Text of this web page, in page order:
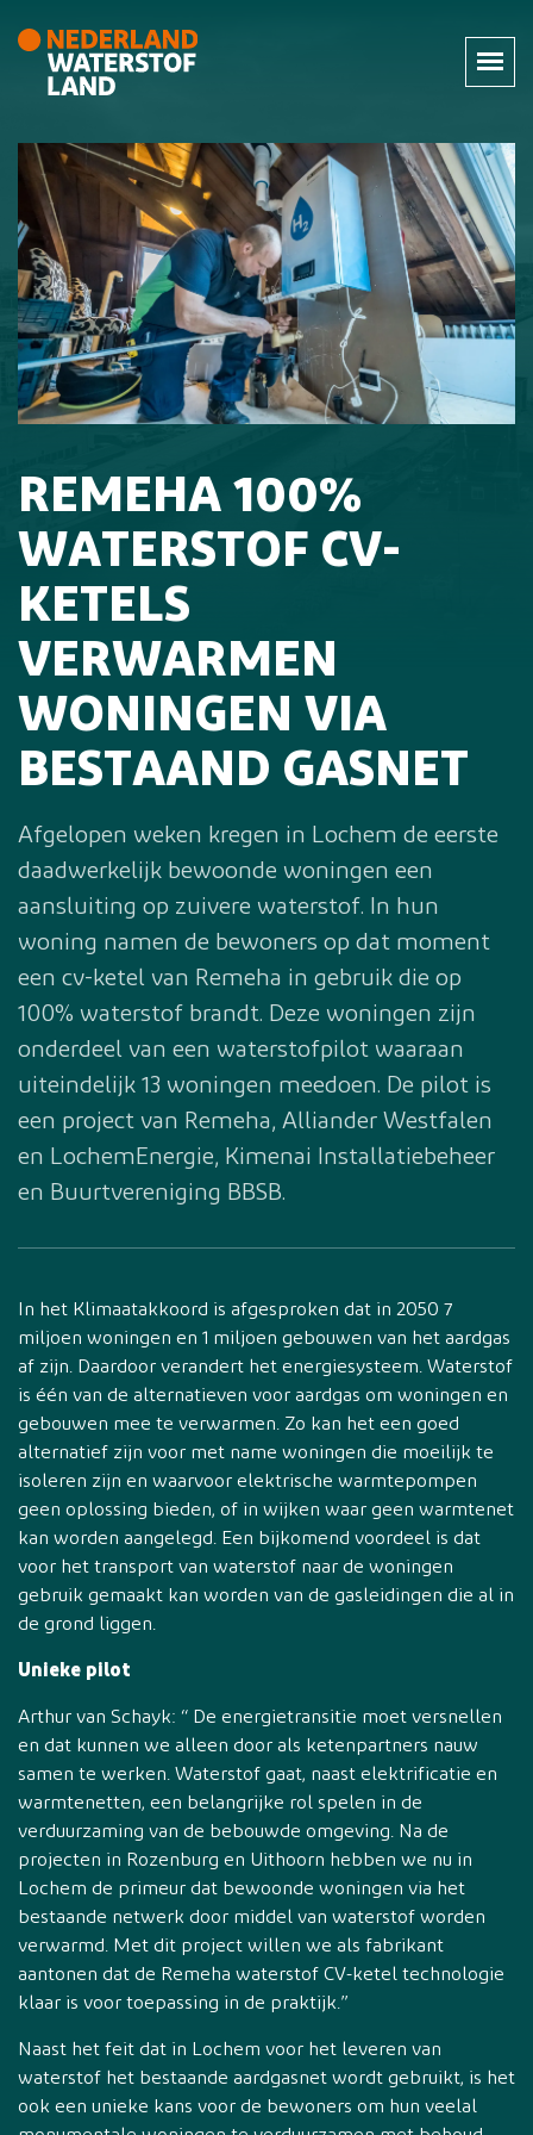
REMEHA 100%
WATERSTOF CV-
KETELS
VERWARMEN
WONINGEN VIA
BESTAAND GASNET
Afgelopen weken kregen in Lochem de eerste
daadwerkelijk bewoonde woningen een
aansluiting op zuivere waterstof. In hun
woning namen de bewoners op dat moment
een cv-ketel van Remeha in gebruik die op
100% waterstof brandt. Deze woningen zijn
onderdeel van een waterstofpilot waaraan
uiteindelijk 13 woningen meedoen. De pilot is
een project van Remeha, Alliander Westfalen
en LochemEnergie, Kimenai Installatiebeheer
en Buurtvereniging BBSB.
In het Klimaatakkoord is afgesproken dat in 2050 7
miljoen woningen en 1 miljoen gebouwen van het aardgas
af zijn. Daardoor verandert het energiesysteem. Waterstof
is één van de alternatieven voor aardgas om woningen en
gebouwen mee te verwarmen. Zo kan het een goed
alternatief zijn voor met name woningen die moeilijk te
isoleren zijn en waarvoor elektrische warmtepompen
geen oplossing bieden, of in wijken waar geen warmtenet
kan worden aangelegd. Een bijkomend voordeel is dat
voor het transport van waterstof naar de woningen
gebruik gemaakt kan worden van de gasleidingen die al in
de grond liggen.
Unieke pilot
Arthur van Schayk: “ De energietransitie moet versnellen
en dat kunnen we alleen door als ketenpartners nauw
samen te werken. Waterstof gaat, naast elektrificatie en
warmtenetten, een belangrijke rol spelen in de
verduurzaming van de bebouwde omgeving. Na de
projecten in Rozenburg en Uithoorn hebben we nu in
Lochem de primeur dat bewoonde woningen via het
bestaande netwerk door middel van waterstof worden
verwarmd. Met dit project willen we als fabrikant
aantonen dat de Remeha waterstof CV-ketel technologie
klaar is voor toepassing in de praktijk.”
Naast het feit dat in Lochem voor het leveren van
waterstof het bestaande aardgasnet wordt gebruikt, is het
ook een unieke kans voor de bewoners om hun veelal